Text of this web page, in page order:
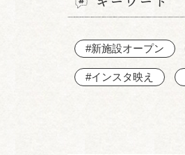
#新施設オープン
#インスタ映え